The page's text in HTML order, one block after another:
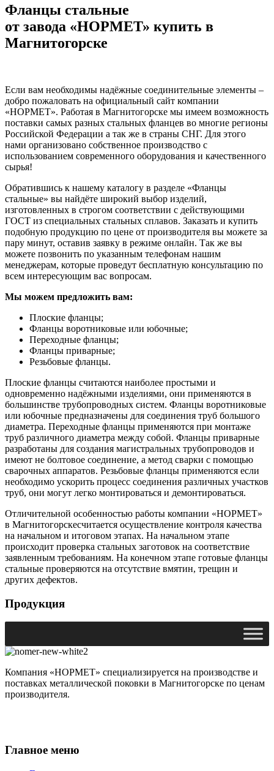
Фланцы стальные
от завода «НОРМЕТ» купить в
Магнитогорске
Если вам необходимы надёжные соединительные элементы –
добро пожаловать на официальный сайт компании
«НОРМЕТ». Работая в Магнитогорске мы имеем возможность
поставки самых разных стальных фланцев во многие регионы
Российской Федерации а так же в страны СНГ. Для этого
нами организовано собственное производство с
использованием современного оборудования и качественного
сырья!
Обратившись к нашему каталогу в разделе «Фланцы
стальные» вы найдёте широкий выбор изделий,
изготовленных в строгом соответствии с действующими
ГОСТ из специальных стальных сплавов. Заказать и купить
подобную продукцию по цене от производителя вы можете за
пару минут, оставив заявку в режиме онлайн. Так же вы
можете позвонить по указанным телефонам нашим
менеджерам, которые проведут бесплатную консультацию по
всем интересующим вас вопросам.
Мы можем предложить вам:
Плоские фланцы;
Фланцы воротниковые или юбочные;
Переходные фланцы;
Фланцы приварные;
Резьбовые фланцы.
Плоские фланцы считаются наиболее простыми и
одновременно надёжными изделиями, они применяются в
большинстве трубопроводных систем. Фланцы воротниковые
или юбочные предназначены для соединения труб большого
диаметра. Переходные фланцы применяются при монтаже
труб различного диаметра между собой. Фланцы приварные
разработаны для создания магистральных трубопроводов и
имеют не болтовое соединение, а метод сварки с помощью
сварочных аппаратов. Резьбовые фланцы применяются если
необходимо ускорить процесс соединения различных участков
труб, они могут легко монтироваться и демонтироваться.
Отличительной особенностью работы компании «НОРМЕТ»
в Магнитогорскесчитается осуществление контроля качества
на начальном и итоговом этапах. На начальном этапе
происходит проверка стальных заготовок на соответствие
заявленным требованиям. На конечном этапе готовые фланцы
стальные проверяются на отсутствие вмятин, трещин и
других дефектов.
Продукция
Компания «НОРМЕТ» специализируется на производстве и
поставках металлической поковки в Магнитогорске по ценам
производителя.
Главное меню